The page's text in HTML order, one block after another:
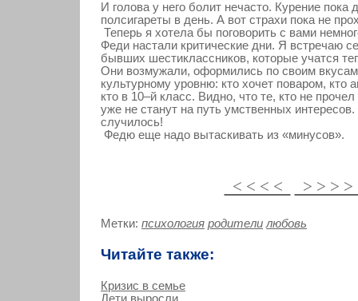
И голова у него болит нечасто. Курение пока
полсигареты в день. А вот страхи пока не
Теперь я хотела бы поговорить с вами
Феди настали критические дни. Я встречаю
бывших шестиклассников, которые учатся
Они возмужали, оформились по своим
культурному уровню: кто хочет поваром, кто
кто в 10–й класс. Видно, что те, кто не прочел
уже не станут на путь умственных
случилось!
Федю еще надо вытаскивать из «минусов».
< < < < > > >
Метки: психология родители любовь
Читайте также:
Кризис в семье